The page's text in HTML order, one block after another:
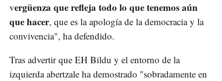
vergüenza que refleja todo lo que tenemos aún
que hacer, que es la apología de la democracia y la
convivencia", ha defendido.
Tras advertir que EH Bildu y el entorno de la
izquierda abertzale ha demostrado "sobradamente en